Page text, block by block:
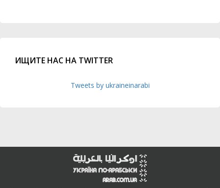
ИЩИТЕ НАС НА TWITTER
Tweets by ukraineinarabi